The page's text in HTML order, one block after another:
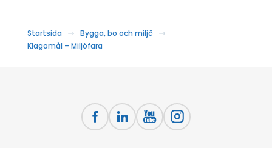
Startsida
Bygga, bo och miljö
Klagomål – Miljöfara